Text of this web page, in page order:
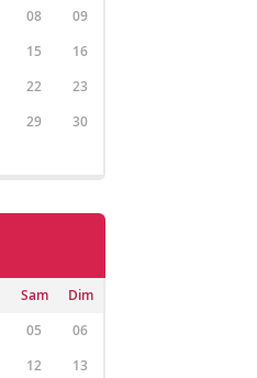
08
09
15
16
22
23
29
30
Sam
Dim
05
06
12
13